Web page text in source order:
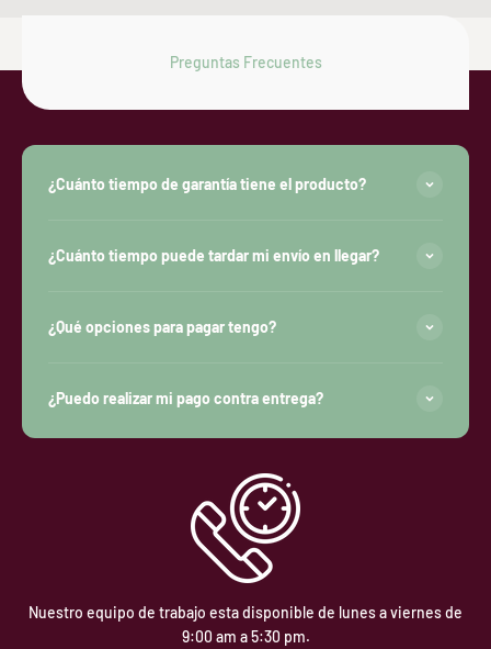
Preguntas Frecuentes
¿Cuánto tiempo de garantía tiene el producto?
¿Cuánto tiempo puede tardar mi envío en llegar?
¿Qué opciones para pagar tengo?
¿Puedo realizar mi pago contra entrega?
Nuestro equipo de trabajo esta disponible de lunes a viernes de
9:00 am a 5:30 pm.